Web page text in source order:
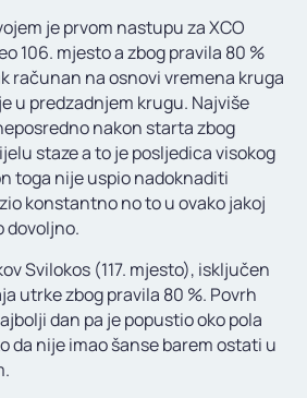
je prvom nastupu za XCO
106. mjesto a zbog pravila 80 %
računan na osnovi vremena kruga
u predzadnjem krugu. Najviše
nakon starta zbog
staze a to je posljedica visokog
toga nije uspio nadoknaditi
konstantno no to u ovako jakoj
dovoljno.
Svilokos (117. mjesto), isključen
utrke zbog pravila 80 %. Povrh
dan pa je popustio oko pola
da nije imao šanse barem ostati u